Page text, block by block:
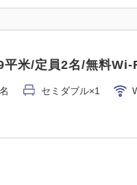
※清掃希望の
【オンライ
平米/定員2名/無料Wi-
セミダブル×1